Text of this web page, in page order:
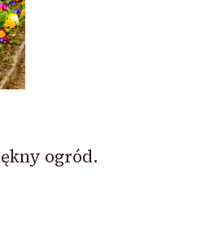
ogród.